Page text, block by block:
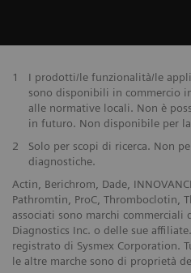
1
I prodotti/le funzionalità/le
sono disponibili in commercio
alle normative locali. Non è
in futuro. Non disponibile per
2
Solo per scopi di ricerca. Non
diagnostiche.
Actin, Berichrom, Dade,
Pathromtin, ProC, Thromboclotin,
associati sono marchi commerciali
Diagnostics Inc. o delle sue
registrato di Sysmex Corporation.
le altre marche sono di proprietà